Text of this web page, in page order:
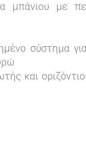
μπάνιου με
σύστημα
και